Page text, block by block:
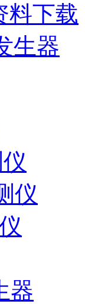
料下载
生器
仪
器